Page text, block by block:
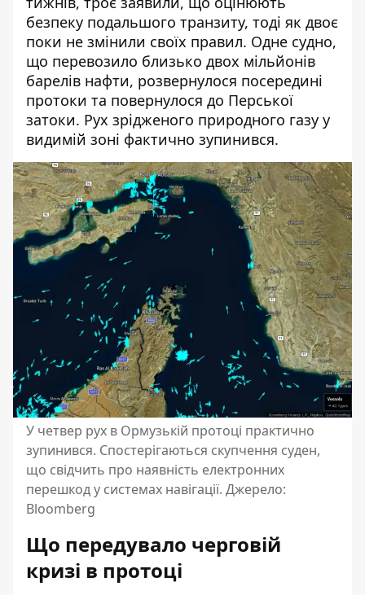
безпеку подальшого транзиту, тоді як двоє
поки не змінили своїх правил. Одне судно,
що перевозило близько двох мільйонів
барелів нафти, розвернулося посередині
протоки та повернулося до Перської
затоки. Рух зрідженого природного газу у
видимій зоні фактично зупинився.
У четвер рух в Ормузькій протоці практично
зупинився. Спостерігаються скупчення суден,
що свідчить про наявність електронних
перешкод у системах навігації. Джерело:
Bloomberg
Що передувало черговій
кризі в протоці